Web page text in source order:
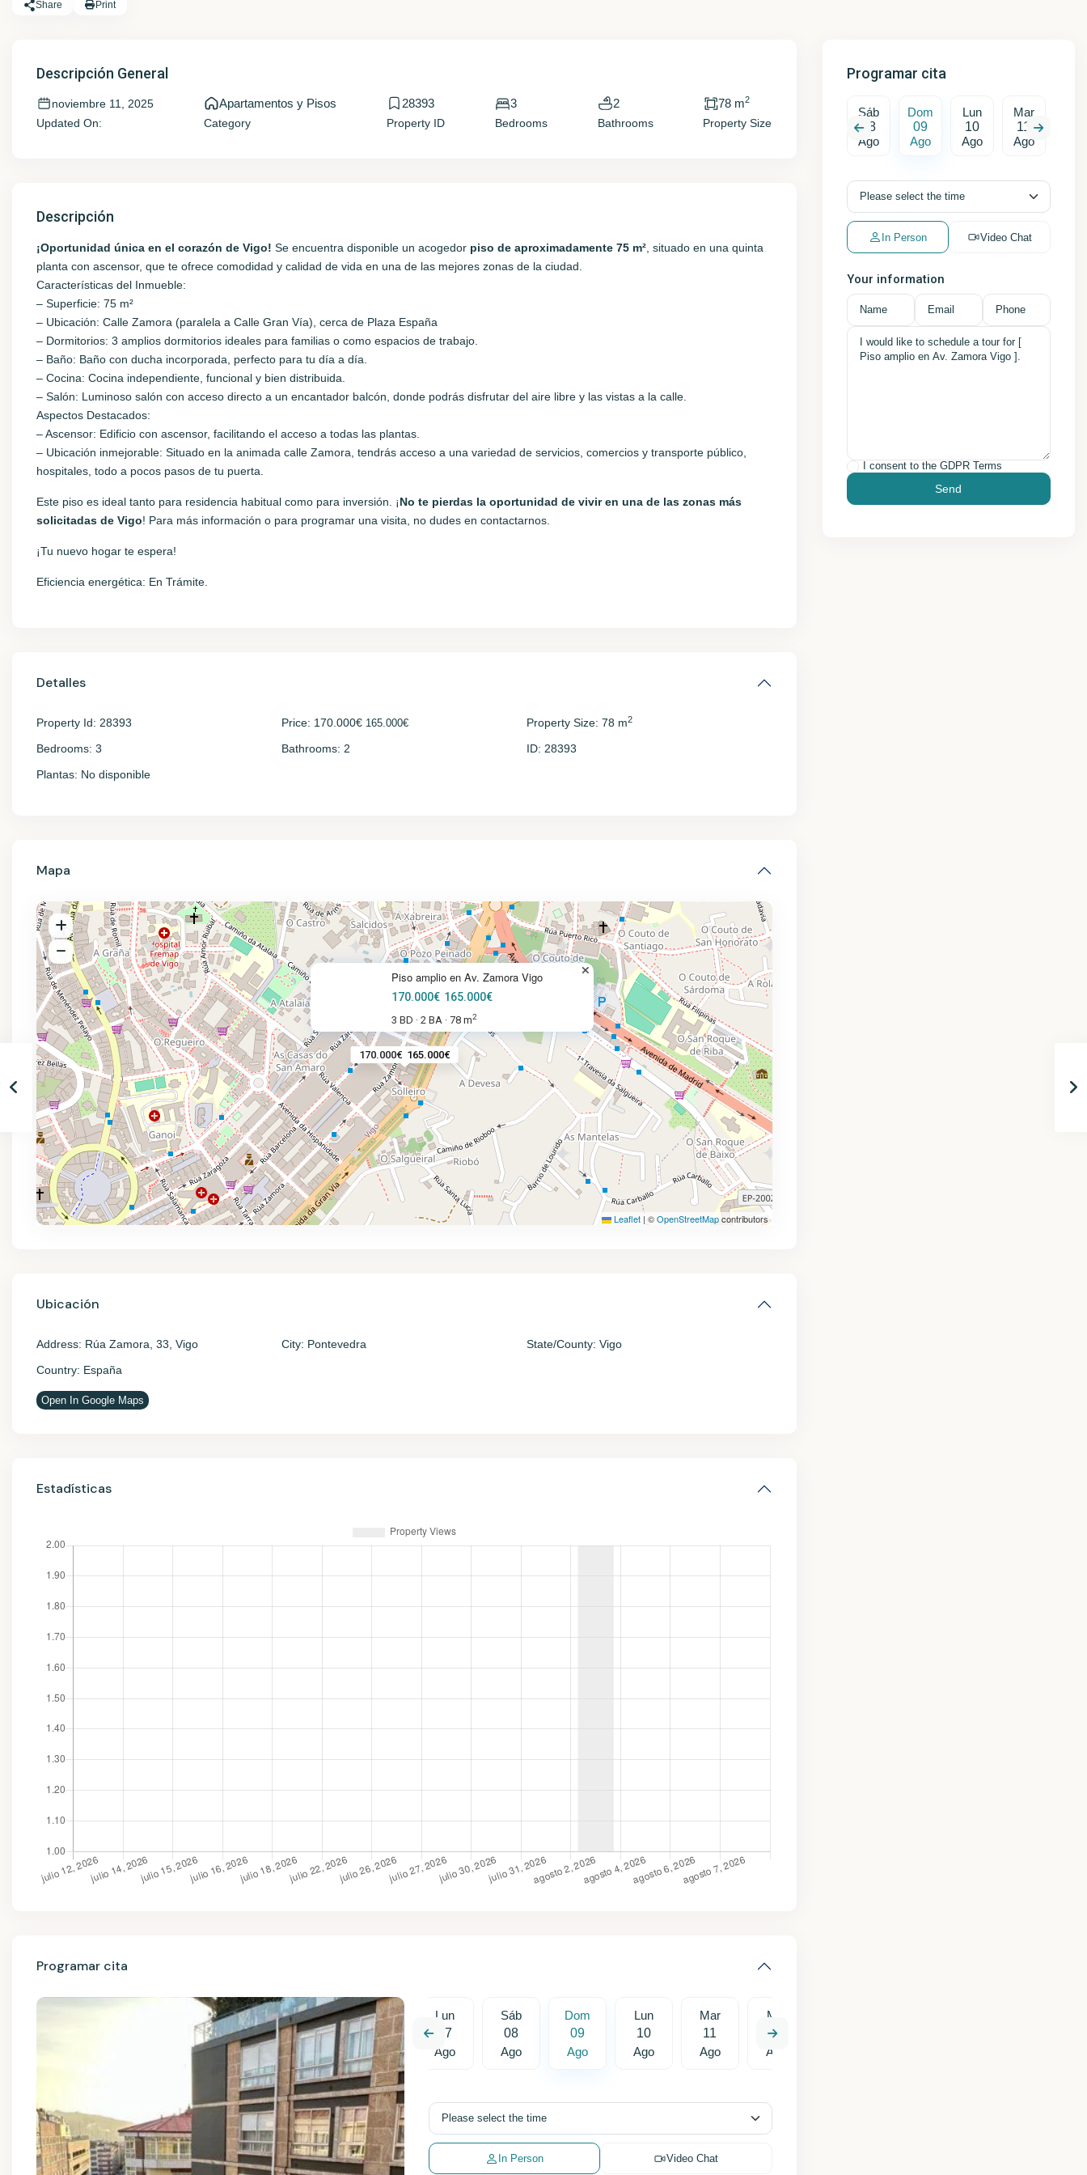
Share Print
Descripción General
noviembre 11, 2025
Updated On:
Apartamentos y Pisos
Category
28393
Property ID
3
Bedrooms
2
Bathrooms
78 m2
Property Size
Descripción
¡Oportunidad única en el corazón de Vigo! Se encuentra disponible un acogedor piso de aproximadamente 75 m² , situado en una quinta
planta con ascensor, que te ofrece comodidad y calidad de vida en una de las mejores zonas de la ciudad.
Características del Inmueble:
– Superficie: 75 m²
– Ubicación: Calle Zamora (paralela a Calle Gran Vía), cerca de Plaza España
– Dormitorios: 3 amplios dormitorios ideales para familias o como espacios de trabajo.
– Baño: Baño con ducha incorporada, perfecto para tu día a día.
– Cocina: Cocina independiente, funcional y bien distribuida.
– Salón: Luminoso salón con acceso directo a un encantador balcón, donde podrás disfrutar del aire libre y las vistas a la calle.
Aspectos Destacados:
– Ascensor: Edificio con ascensor, facilitando el acceso a todas las plantas.
– Ubicación inmejorable: Situado en la animada calle Zamora, tendrás acceso a una variedad de servicios, comercios y transporte público,
hospitales, todo a pocos pasos de tu puerta.
Este piso es ideal tanto para residencia habitual como para inversión. ¡No te pierdas la oportunidad de vivir en una de las zonas más
solicitadas de Vigo! Para más información o para programar una visita, no dudes en contactarnos.
¡Tu nuevo hogar te espera!
Eficiencia energética: En Trámite.
Detalles
Property Id: 28393 Price: 170.000€ 165.000€ Property Size: 78 m2
Bedrooms: 3 Bathrooms: 2 ID: 28393
Plantas: No disponible
Mapa
170.000€ 165.000€
Piso amplio en Av. Zamora Vigo
170.000€ 165.000€
3 BD · 2 BA · 78 m2
Leaflet | ©OpenStreetMapcontributors
Ubicación
Address: Rúa Zamora, 33, Vigo City: Pontevedra State/County: Vigo
Country: España
Open In Google Maps
Estadísticas
Programar cita
Vie
14
Ago
Sáb
15
Ago
Dom
16
Ago
Lun
17
Ago
Sáb
08
Ago
Dom
09
Ago
Lun
10
Ago
Mar
11
Ago
Mié
12
Ago
14
Ago
Sáb
15
Ago
Dom
16
Ago
Lun
17
Ago
In Person Video Chat
Programar cita
Sáb
15
16
Sáb
08
Ago
Dom
09
Ago
Lun
10
Ago
Mar
11
Ago
In Person Video Chat
Your information
I consent to the GDPR Terms